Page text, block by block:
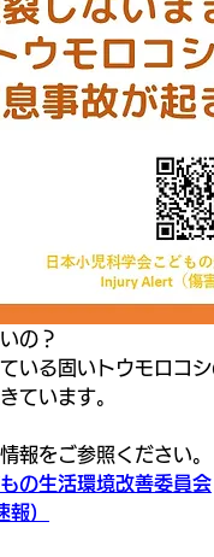
の？
いる固いトウモロコ
ています。
報をご参照ください。
の生活環境改善委員会
）